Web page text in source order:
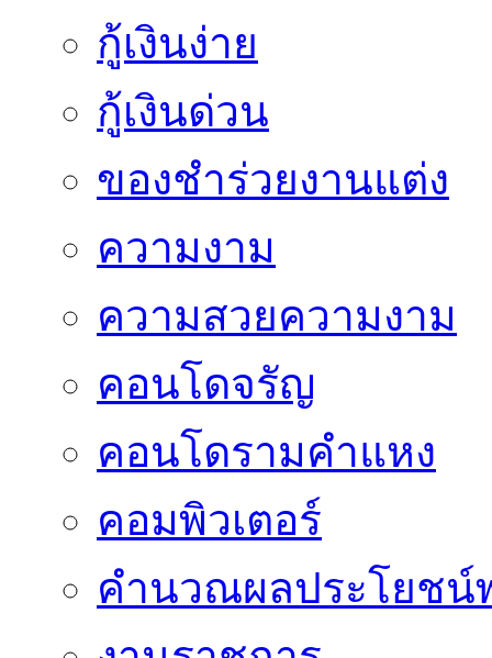
กู้เงินง่าย
กู้เงินด่วน
ของชำร่วยงานแต่ง
ความงาม
ความสวยความงาม
คอนโดจรัญ
คอนโดรามคำแหง
คอมพิวเตอร์
คำนวณผลประโยชน์